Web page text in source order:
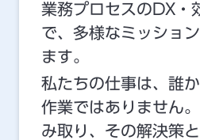
業務プロセスのDX・
で、多様なミッショ
ます。
私たちの仕事は、誰
作業ではありません
み取り、その解決策